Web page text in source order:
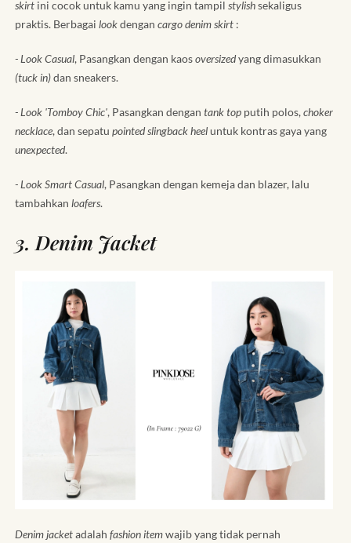
skirt ini cocok untuk kamu yang ingin tampil stylishsekaligus
praktis. Berbagai lookdengan cargo denim skirt :
- Look Casual, Pasangkan dengan kaosoversizedyang dimasukkan
(tuck in)dan sneakers.
- Look 'Tomboy Chic', Pasangkan dengan tank top putih polos,choker
necklace, dan sepatu pointed slingback heeluntuk kontras gaya yang
unexpected.
- Look Smart Casual, Pasangkan dengan kemeja dan blazer, lalu
tambahkan loafers.
3. Denim Jacket
Denim jacketadalah fashion itemwajib yang tidak pernah